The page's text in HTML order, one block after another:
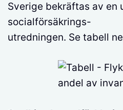
Sverige bekräftas av en
socialförsäkrings-
utredningen. Se tabell